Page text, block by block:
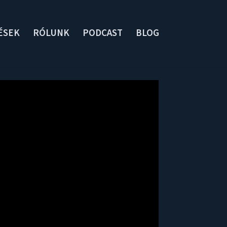
RÓLUNK PODCAST BLOG